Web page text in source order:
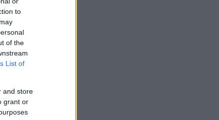
to
of the
List of
and store
grant or